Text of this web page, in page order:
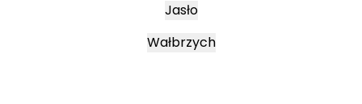
Jasło
Wałbrzych